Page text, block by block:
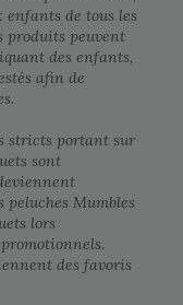
enfants de tous les
produits peuvent
des enfants,
afin de
stricts portant sur
sont
Mumbles
lors
des favoris